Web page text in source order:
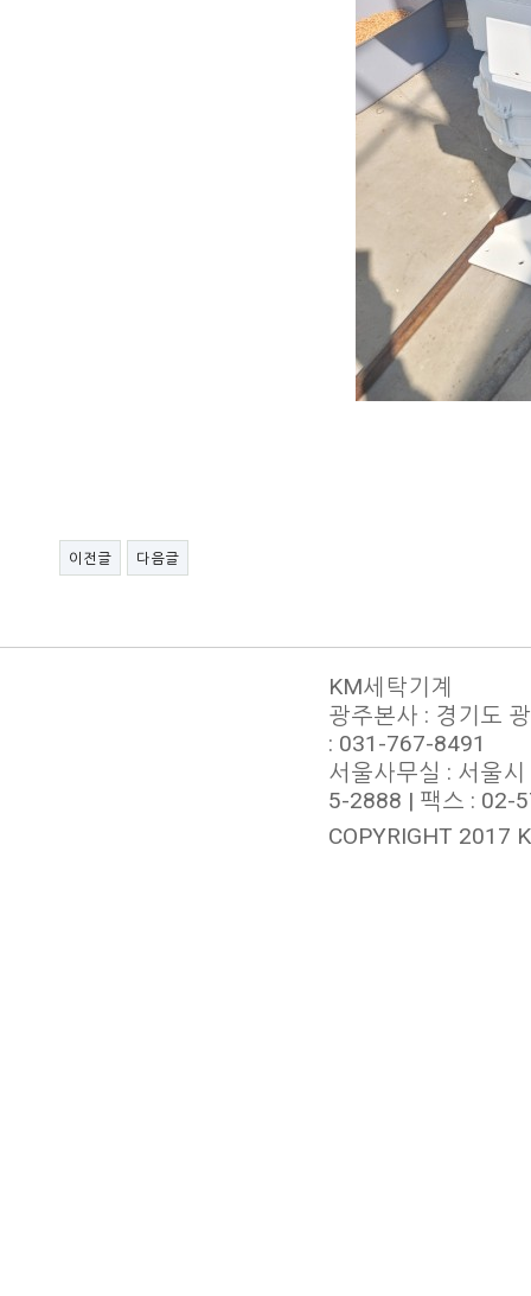
이전글 다음글
KM세탁기계
광주본사 : 경기도
: 031-767-8491
서울사무실 : 서울
5-2888 | 팩스 : 02-
COPYRIGHT 2017